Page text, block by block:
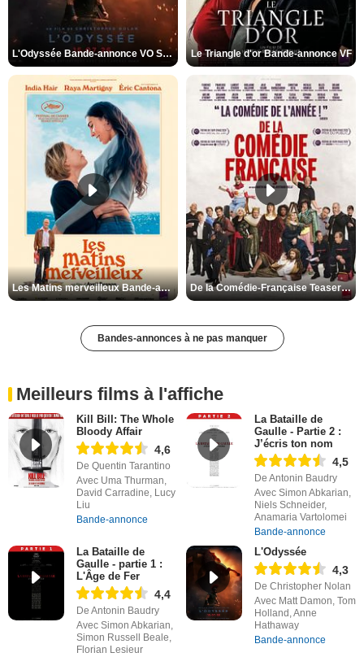
L'Odyssée Bande-annonce VO STFR Le Triangle d'or Bande-annonce VF
Les Matins merveilleux Bande-annonce VF De la Comédie-Française Teaser VF
Bandes-annonces à ne pas manquer
Meilleurs films à l'affiche
Kill Bill: The Whole
Bloody Affair
4,6
De Quentin Tarantino
Avec Uma Thurman,
David Carradine, Lucy
Liu
Bande-annonce
La Bataille de
Gaulle - Partie 2 :
J’écris ton nom
4,5
De Antonin Baudry
Avec Simon Abkarian,
Niels Schneider,
Anamaria Vartolomei
Bande-annonce
La Bataille de
Gaulle - partie 1 :
L'Âge de Fer
4,4
De Antonin Baudry
Avec Simon Abkarian,
Simon Russell Beale,
Florian Lesieur
L'Odyssée
4,3
De Christopher Nolan
Avec Matt Damon, Tom
Holland, Anne
Hathaway
Bande-annonce